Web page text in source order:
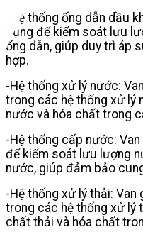
-Hệ thống ống dẫn dầu
dụng để kiểm soát lưu
ống dẫn, giúp duy trì áp
hợp.
-Hệ thống xử lý nước:
trong các hệ thống xử lý
nước và hóa chất trong
-Hệ thống cấp nước:
để kiểm soát lưu lượng
nước, giúp đảm bảo
-Hệ thống xử lý thải:
trong các hệ thống xử lý
chất thải và hóa chất